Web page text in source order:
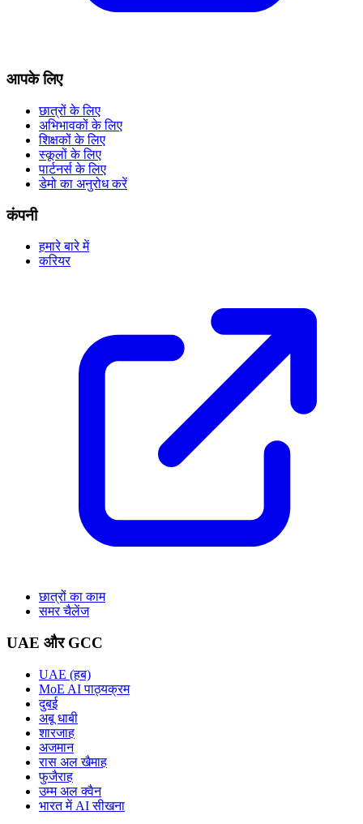
आपके लिए
छात्रों के लिए
अभिभावकों के लिए
शिक्षकों के लिए
स्कूलों के लिए
पार्टनर्स के लिए
डेमो का अनुरोध करें
कंपनी
हमारे बारे में
करियर
छात्रों का काम
समर चैलेंज
UAE और GCC
UAE (हब)
MoE AI पाठ्यक्रम
दुबई
अबू धाबी
शारजाह
अजमान
रास अल खैमाह
फुजैराह
उम्म अल क्वैन
भारत में AI सीखना